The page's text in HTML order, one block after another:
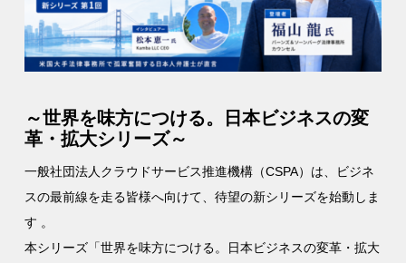
～世界を味方につける。日本ビジネスの変
革・拡大シリーズ～
一般社団法人クラウドサービス推進機構（CSPA）は、ビジネ
スの最前線を走る皆様へ向けて、待望の新シリーズを始動しま
す 。
本シリーズ「世界を味方につける。日本ビジネスの変革・拡大